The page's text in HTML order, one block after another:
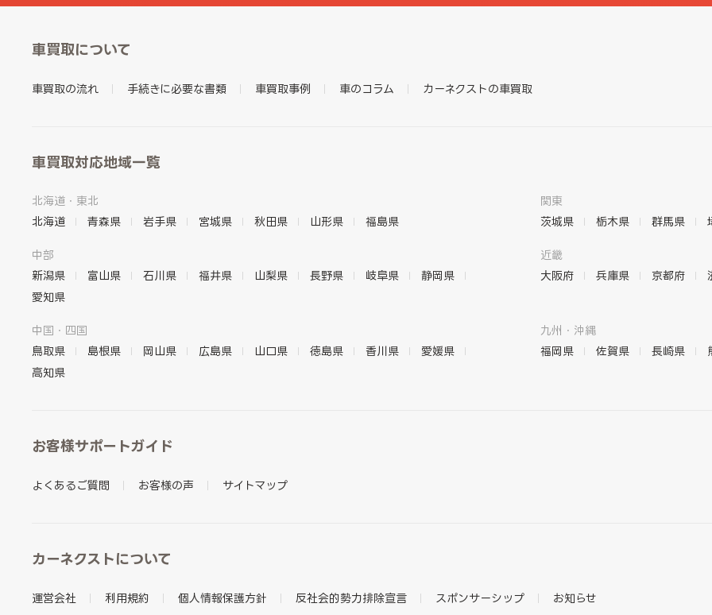
車買取について
車買取の流れ 手続きに必要な書類 車買取事例 車のコラム カーネクストの車買取
車買取対応地域一覧
北海道・東北
北海道
青森県 岩手県 宮城県 秋田県 山形県 福島県
関東
茨城県
栃木県 群馬県
中部
新潟県
富山県 石川県 福井県 山梨県 長野県 岐阜県
静岡県
愛知県
近畿
大阪府
兵庫県 京都府
中国・四国
鳥取県
島根県 岡山県 広島県 山口県 徳島県 香川県
愛媛県
高知県
九州・沖縄
福岡県
佐賀県 長崎県
お客様サポートガイド
よくあるご質問 お客様の声 サイトマップ
カーネクストについて
運営会社 利用規約 個人情報保護方針 反社会的勢力排除宣言 スポンサーシップ お知らせ